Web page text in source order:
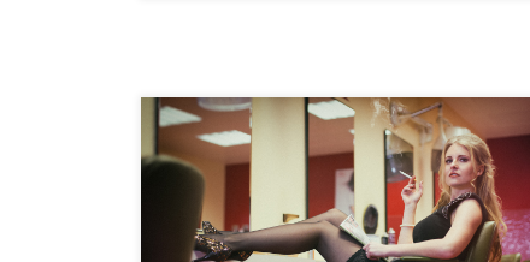
Zeitreise in die 70er Neulich hatte ich ein Fotoshooting
in einem Friseursalon der anscheinend in den 70ern
stehen geblieben ist. Die Einrichtung ist einmalig und
tip top gepflegt. Leider musste der Salon aus
Altersgründen zum 28.02. geschlossen werden. Ein